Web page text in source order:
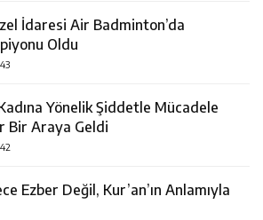
İdaresi Air Badminton’da
Oldu
Yönelik Şiddetle Mücadele
Bir Araya Geldi
Ezber Değil, Kur’an’ın Anlamıyla